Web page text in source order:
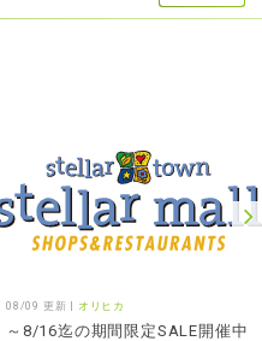
08/09 更新 | オリヒカ
～8/16迄の期間限定SALE開催中